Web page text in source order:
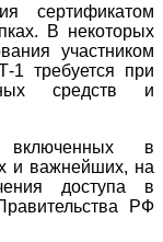
сертификатом
В некоторых
участником
1 требуется при
средств и
включенных в
и важнейших, на
доступа в
РФ